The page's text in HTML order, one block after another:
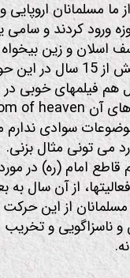
ما مسلمانان اروپایی
ورود کردند و سامی
اسلان و زین
زیان انگلیسی بیش از 15
هم فیلمهای خوبی در
سوادی ندارم
می تونی مثال بزنی.
قاطع امام (ره) در
از آن سال به
از این حرکت
ناسزاگویی و